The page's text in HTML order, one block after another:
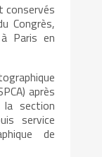
conservés
Congrès,
Paris en
après
section
service
de